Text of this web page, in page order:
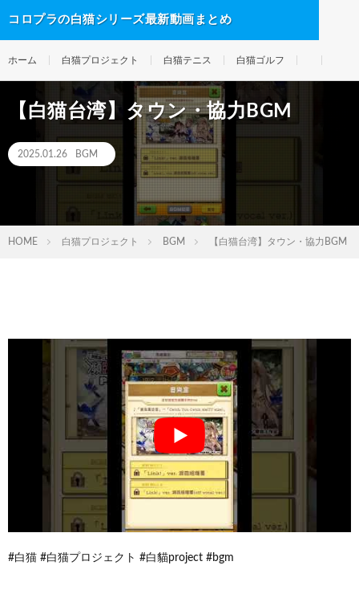
コロプラの白猫シリーズ最新動画まとめ
ホーム 白猫プロジェクト 白猫テニス 白猫ゴルフ
【白猫台湾】タウン・協力BGM
2025.01.26 BGM
HOME 白猫プロジェクト BGM 【白猫台湾】タウン・協力BGM
#白猫 #白猫プロジェクト #白貓project #bgm